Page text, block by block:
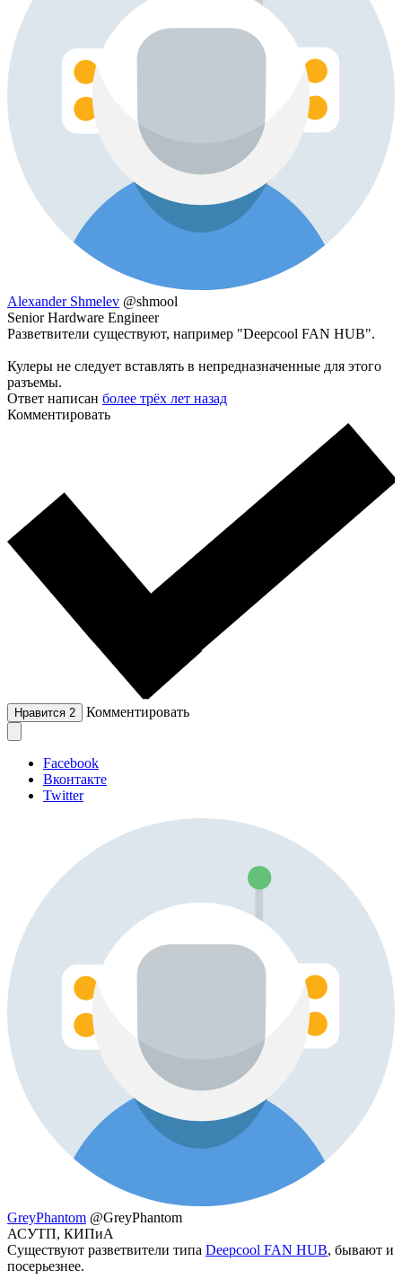
Alexander Shmelev @shmool
Senior Hardware Engineer
Разветвители существуют, например "Deepcool FAN HUB".
Кулеры не следует вставлять в непредназначенные для этого
разъемы.
Ответ написан более трёх лет назад
Комментировать
Нравится 2 Комментировать
Facebook
Вконтакте
Twitter
GreyPhantom @GreyPhantom
АСУТП, КИПиА
Существуют разветвители типа Deepcool FAN HUB, бывают и
посерьезнее.